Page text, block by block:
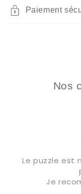
Paiement
Nos
Le puzzle est
Je